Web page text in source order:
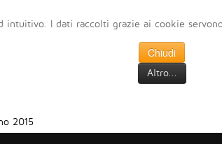
I dati raccolti grazie ai cookie
Chiudi
Altro...
2015